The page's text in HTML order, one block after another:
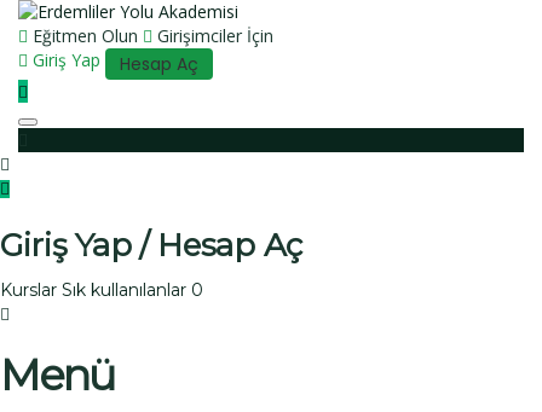
Eğitmen Olun
Girişimciler İçin
Giriş Yap
Hesap Aç
Toggle navigation
Giriş Yap / Hesap Aç
Kurslar Sık kullanılanlar 0
Menü